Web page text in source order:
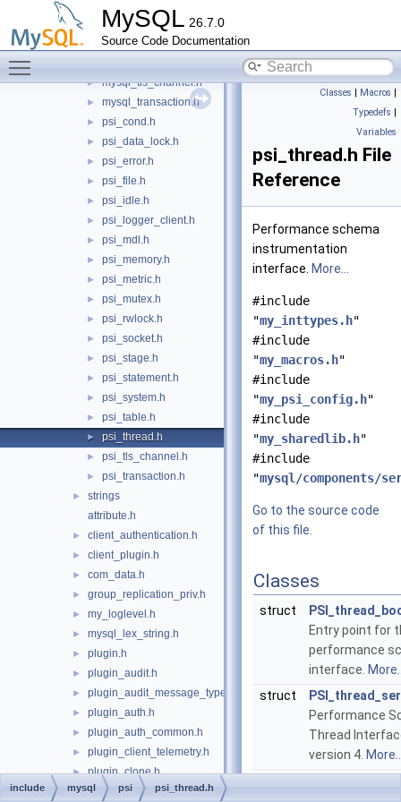
MySQL 26.7.0
Source Code Documentation
mysql_table.h
mysql_telemetry_logs_client.h
► mysql_tls_channel.h
► mysql_transaction.h
► psi_cond.h
► psi_data_lock.h
► psi_error.h
► psi_file.h
► psi_idle.h
► psi_logger_client.h
► psi_mdl.h
► psi_memory.h
► psi_metric.h
► psi_mutex.h
► psi_rwlock.h
► psi_socket.h
► psi_stage.h
► psi_statement.h
► psi_system.h
► psi_table.h
► psi_thread.h
► psi_tls_channel.h
► psi_transaction.h
►
strings
attribute.h
► client_authentication.h
► client_plugin.h
► com_data.h
► group_replication_priv.h
► my_loglevel.h
► mysql_lex_string.h
► plugin.h
► plugin_audit.h
► plugin_audit_message_types.h
► plugin_auth.h
► plugin_auth_common.h
► plugin_client_telemetry.h
► plugin_clone.h
► plugin_ftparser.h
Classes | Macros |
Typedefs |
Variables
psi_thread.h File
Reference
Performance schema
instrumentation
interface. More...
#include
"my_inttypes.h"
#include
"my_macros.h"
#include
"my_psi_config.h"
#include
"my_sharedlib.h"
#include
"mysql/components/
Go to the source code
of this file.
Classes
struct
Entry point for
performance
interface.
struct
Performance
Thread
version 4.
include mysql psi psi_thread.h